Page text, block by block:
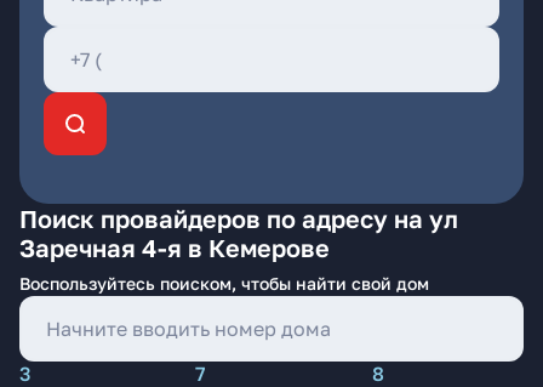
Поиск провайдеров по адресу на ул
Заречная 4-я в Кемерове
Воспользуйтесь поиском, чтобы найти свой дом
3 7
8